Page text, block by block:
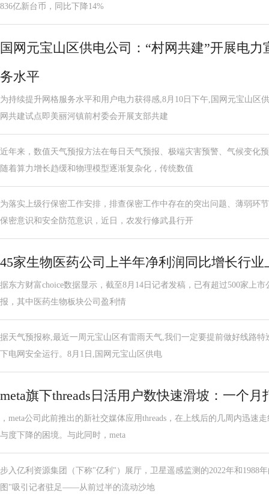
836亿新台币，同比下降14%
国网元宝山区供电公司：“村网共建”开展电力
务水平
为持续提升网格服务水平和用户电力获得感,8月10日下午,国网元宝山区
网共建试点即美丽河镇前村委会开展支部共建
近年来，数值天气预报方法在每日天气预报、极端灾害预警、气候变化
随着算力增长趋缓和物理模型逐渐复杂化，传统数值
为落实上级行保密工作安排，排查保密工作中存在的突出问题、薄弱环
保密意识和安全防范意识，近日，农发行修武县行开
45家生物医药公司上半年净利润同比增长行
据东方财富choice数据显示，截至8月14日记者发稿，已有超过500家上
报，其中医药生物板块公司盈利情
据天气预报称,最近一周元宝山区有雷雨天气,我们一定要提前做好线路
下电网安全运行。8月1日,国网元宝山区供电
meta旗下threads日活用户数快速滑坡：一个月
，meta公司此前推出的新社交媒体应用threads，在上线后的几周内迅速
与度下降的困境。与此同时，meta
步入亿利资源集团（下称"亿利"）展厅，卫星遥感监测的2022年和1988
图"吸引记者驻足——从前过半的流动沙地